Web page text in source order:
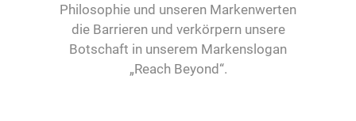
Philosophie und unseren Markenwerten
die Barrieren und verkörpern unsere
Botschaft in unserem Markenslogan
„Reach Beyond“.